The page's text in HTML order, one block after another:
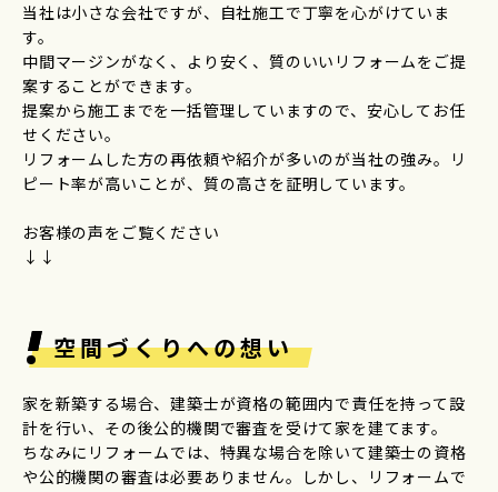
当社は小さな会社ですが、自社施工で丁寧を心がけていま
す。
中間マージンがなく、より安く、質のいいリフォームをご提
案することができます。
提案から施工までを一括管理していますので、安心してお任
せください。
リフォームした方の再依頼や紹介が多いのが当社の強み。リ
ピート率が高いことが、質の高さを証明しています。
お客様の声をご覧ください
↓↓
空間づくりへの想い
家を新築する場合、建築士が資格の範囲内で責任を持って設
計を行い、その後公的機関で審査を受けて家を建てます。
ちなみにリフォームでは、特異な場合を除いて建築士の資格
や公的機関の審査は必要ありません。しかし、リフォームで